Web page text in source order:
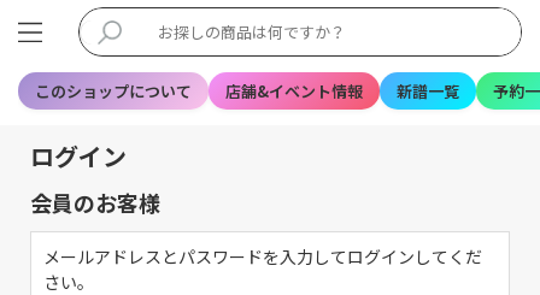
このショップについて 店舗&イベント情報 新譜一覧 予約
ログイン
会員のお客様
メールアドレスとパスワードを入力してログインしてくだ
さい。